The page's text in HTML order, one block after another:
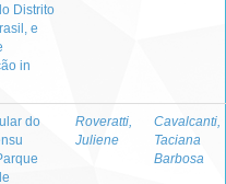
Distrito
e
in
do
Roveratti,
Juliene
Cavalcanti,
Taciana
Barbosa